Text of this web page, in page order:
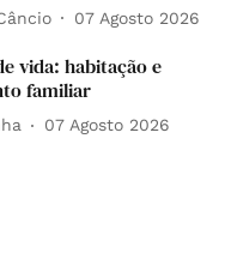
07 Agosto 2026
vida: habitação e
familiar
07 Agosto 2026